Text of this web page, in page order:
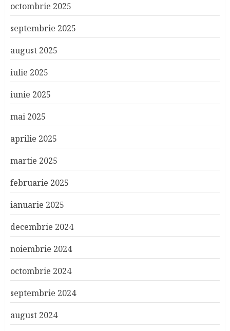
octombrie 2025
septembrie 2025
august 2025
iulie 2025
iunie 2025
mai 2025
aprilie 2025
martie 2025
februarie 2025
ianuarie 2025
decembrie 2024
noiembrie 2024
octombrie 2024
septembrie 2024
august 2024